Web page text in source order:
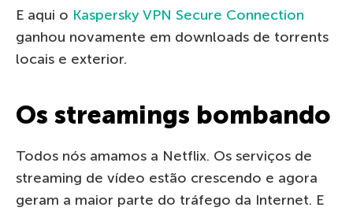
E aqui o Kaspersky VPN Secure Connection
ganhou novamente em downloads de torrents
locais e exterior.
Os streamings bombando
Todos nós amamos a Netflix. Os serviços de
streaming de vídeo estão crescendo e agora
geram a maior parte do tráfego da Internet. E